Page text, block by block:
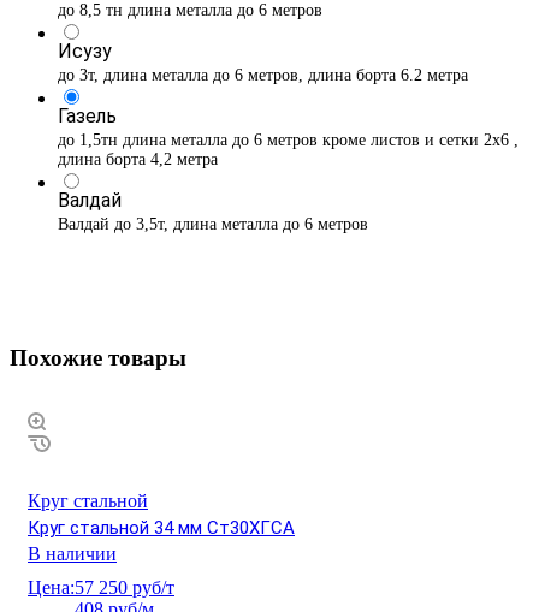
до 8,5 тн длина металла до 6 метров
Исузу
до 3т, длина металла до 6 метров, длина борта 6.2 метра
Газель
до 1,5тн длина металла до 6 метров кроме листов и сетки 2х6 ,
длина борта 4,2 метра
Валдай
Валдай до 3,5т, длина металла до 6 метров
Похожие товары
Круг стальной
Круг стальной 34 мм Ст30ХГСА
В наличии
Цена:57 250 руб/т